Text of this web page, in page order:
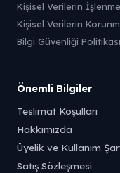
Kişisel Verilerin
Kişisel Verilerin
Bilgi Güvenliği Politikası
Önemli Bilgiler
Teslimat Koşulları
Hakkımızda
Üyelik ve Kullanım
Satış Sözleşmesi